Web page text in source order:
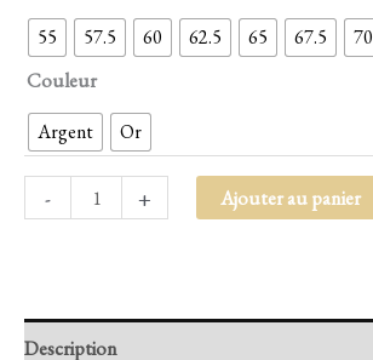
55 57.5 60 62.5 65 67.5 70
Couleur
Argent Or
- + Ajouter au panier
Description